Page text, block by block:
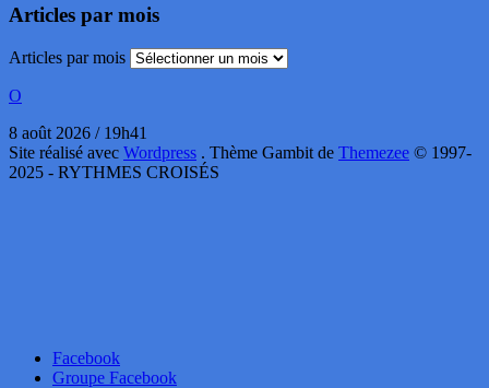
Articles par mois
Articles par mois
O
8 août 2026 / 19h41
Site réalisé avec Wordpress . Thème Gambit de Themezee © 1997-
2025 - RYTHMES CROISÉS
Facebook
Groupe Facebook